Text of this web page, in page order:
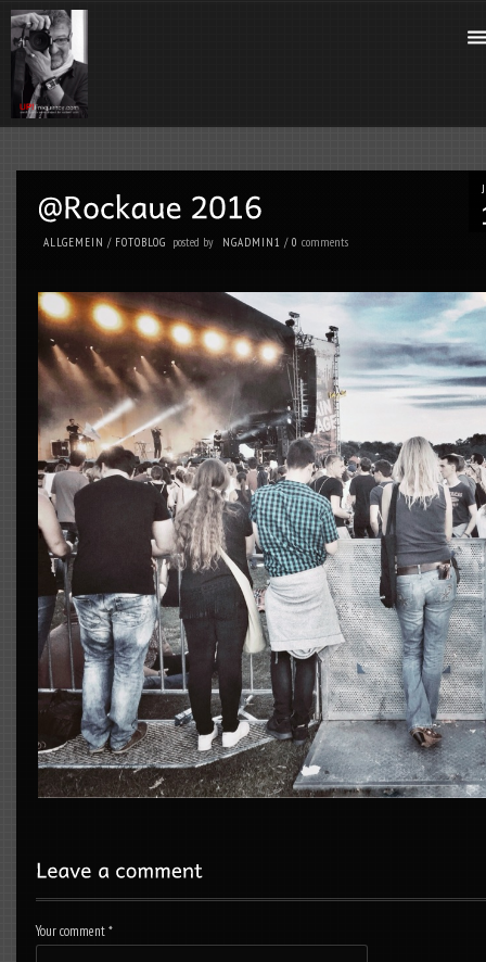
ALLGEMEIN / FOTOBLOG posted by NGADMIN1 /0comments
Your comment*